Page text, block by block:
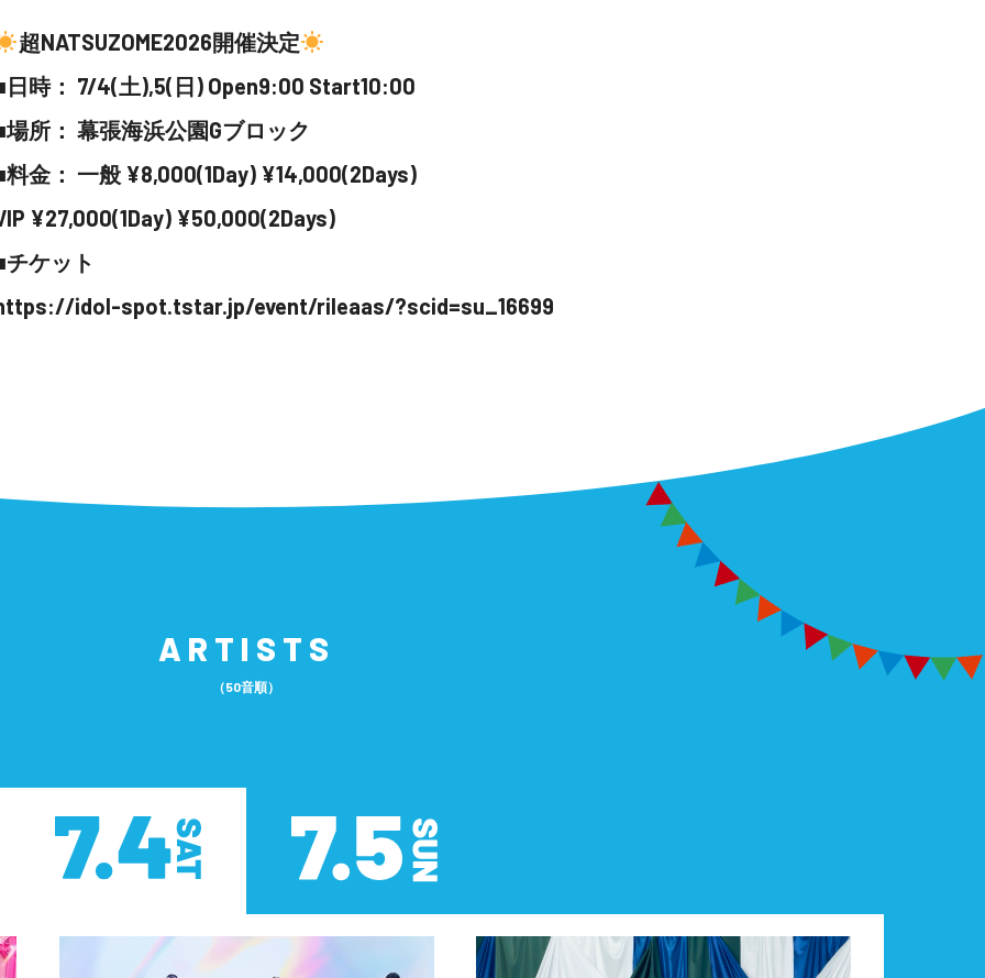
超NATSUZOME2026開催決定
日時： 7/4(土),5(日) Open9:00 Start10:00
場所： 幕張海浜公園Gブロック
料金： 一般 ¥8,000(1Day) ¥14,000(2Days)
¥27,000(1Day) ¥50,000(2Days)
チケット
idol-spot.tstar.jp/event/rileaas/?scid=su_16699
ARTISTS
（50音順）